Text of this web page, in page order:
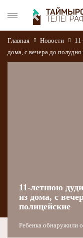
Главная Новости
дома, с вечера до
11-летнюю
из дома, с
полицейские
Ребенка обнаружили